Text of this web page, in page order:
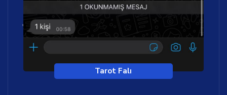
Tarot Falı